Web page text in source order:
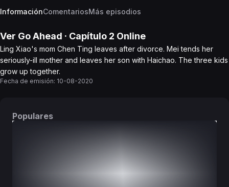
InformaciónComentariosMás episodios
Ver Go Ahead · Capítulo 2 Online
Ling Xiao's mom Chen Ting leaves after divorce. Mei tends her
seriously-ill mother and leaves her son with Haichao. The three kids
grow up together.
Fecha de emisión: 10-08-2020
Populares